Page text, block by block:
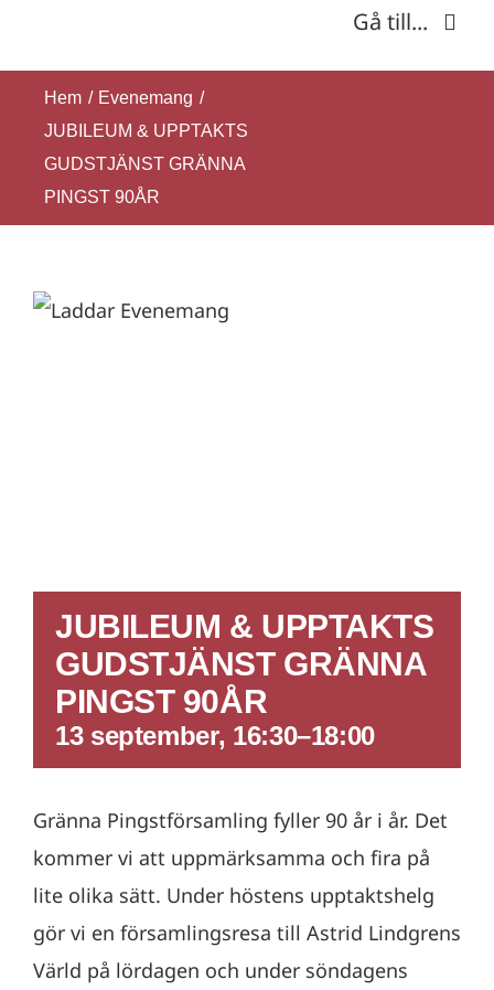
innehållet
Gå till...
Om oss
Verksamhet
Hem
Evenemang
JUBILEUM & UPPTAKTS
GUDSTJÄNST GRÄNNA
PINGST 90ÅR
JUBILEUM & UPPTAKTS
GUDSTJÄNST GRÄNNA
PINGST 90ÅR
13 september, 16:30–18:00
Gränna Pingstförsamling fyller 90 år i år. Det
kommer vi att uppmärksamma och fira på
lite olika sätt. Under höstens upptaktshelg
gör vi en församlingsresa till Astrid Lindgrens
Värld på lördagen och under söndagens